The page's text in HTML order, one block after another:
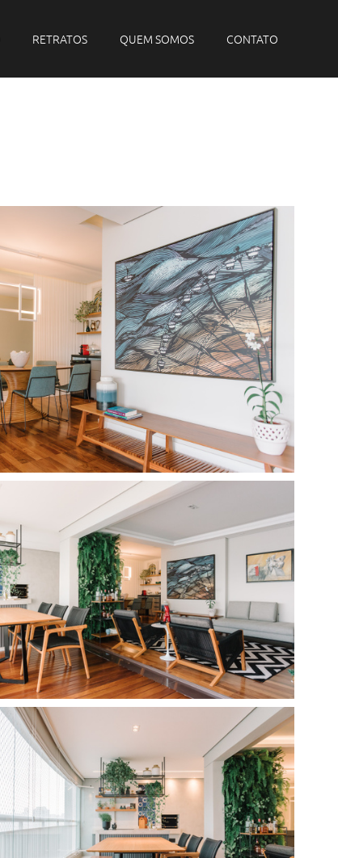
RETRATOS QUEM SOMOS CONTATO